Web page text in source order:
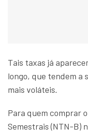
Tais taxas já
longo, que tendem a
mais voláteis.
Para quem comprar
Semestrais (NTN-B)